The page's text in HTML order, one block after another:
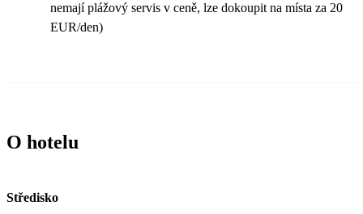
nemají plážový servis v ceně, lze dokoupit na místa za 20
EUR/den)
O hotelu
Středisko